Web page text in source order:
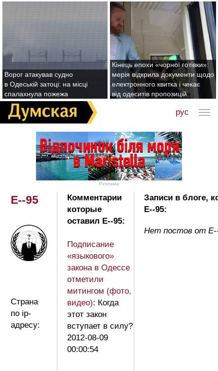
Ворог атакував судно
в Одеській затоці: на місці
спалахнула пожежа
Кінець епохи «чорної готівки»:
мерія відкрила документи щодо
електронного квитка і чекає
від одеситів пропозицій
рус
Реклама
E--95
Страна
по ip-
адресу:
Комментарии
которые
оставил E--95:
Подписание
«языкового»
закона в Одессе
отметили
митингом (фото,
видео): Когда
этот закон
вступает в силу?
2012-08-09
00:00:54
Записи в блоге,
E--95:
Нет постов от